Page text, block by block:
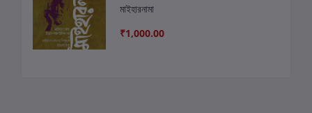
মাইহারনামা
₹1,000.00